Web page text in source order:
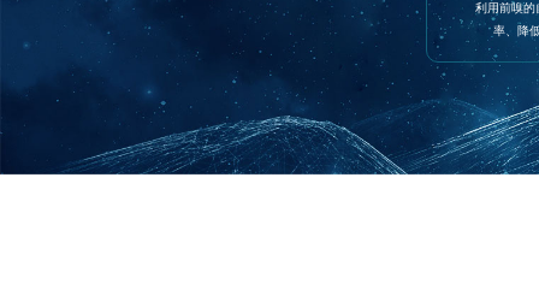
利用前嗅的
率、降